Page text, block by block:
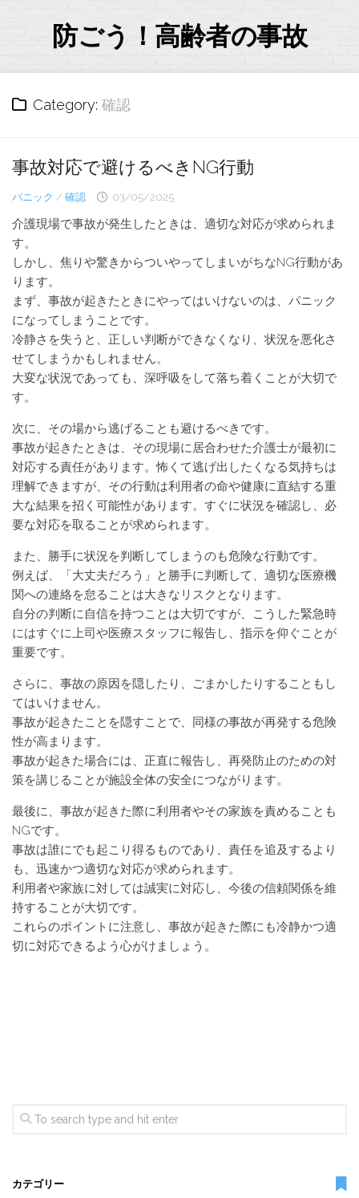
防ごう！高齢者の事故
Category: 確認
事故対応で避けるべきNG行動
パニック / 確認 03/05/2025
介護現場で事故が発生したときは、適切な対応が求められま
す。
しかし、焦りや驚きからついやってしまいがちなNG行動があ
ります。
まず、事故が起きたときにやってはいけないのは、パニック
になってしまうことです。
冷静さを失うと、正しい判断ができなくなり、状況を悪化さ
せてしまうかもしれません。
大変な状況であっても、深呼吸をして落ち着くことが大切で
す。
次に、その場から逃げることも避けるべきです。
事故が起きたときは、その現場に居合わせた介護士が最初に
対応する責任があります。怖くて逃げ出したくなる気持ちは
理解できますが、その行動は利用者の命や健康に直結する重
大な結果を招く可能性があります。すぐに状況を確認し、必
要な対応を取ることが求められます。
また、勝手に状況を判断してしまうのも危険な行動です。
例えば、「大丈夫だろう」と勝手に判断して、適切な医療機
関への連絡を怠ることは大きなリスクとなります。
自分の判断に自信を持つことは大切ですが、こうした緊急時
にはすぐに上司や医療スタッフに報告し、指示を仰ぐことが
重要です。
さらに、事故の原因を隠したり、ごまかしたりすることもし
てはいけません。
事故が起きたことを隠すことで、同様の事故が再発する危険
性が高まります。
事故が起きた場合には、正直に報告し、再発防止のための対
策を講じることが施設全体の安全につながります。
最後に、事故が起きた際に利用者やその家族を責めることも
NGです。
事故は誰にでも起こり得るものであり、責任を追及するより
も、迅速かつ適切な対応が求められます。
利用者や家族に対しては誠実に対応し、今後の信頼関係を維
持することが大切です。
これらのポイントに注意し、事故が起きた際にも冷静かつ適
切に対応できるよう心がけましょう。
カテゴリー